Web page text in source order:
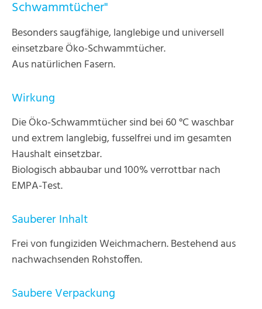
Schwammtücher"
Besonders saugfähige, langlebige und universell
einsetzbare Öko-Schwammtücher.
Aus natürlichen Fasern.
Wirkung
Die Öko-Schwammtücher sind bei 60 °C waschbar
und extrem langlebig, fusselfrei und im gesamten
Haushalt einsetzbar.
Biologisch abbaubar und 100% verrottbar nach
EMPA-Test.
Sauberer Inhalt
Frei von fungiziden Weichmachern. Bestehend aus
nachwachsenden Rohstoffen.
Saubere Verpackung